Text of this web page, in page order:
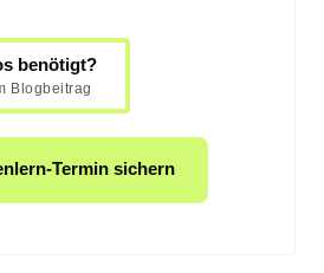
benötigt?
Blogbeitrag
Termin sichern